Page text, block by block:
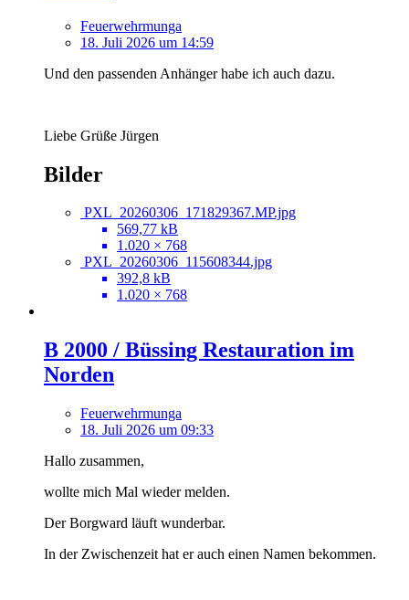
Feuerwehrmunga
18. Juli 2026 um 14:59
Und den passenden Anhänger habe ich auch dazu.
Liebe Grüße Jürgen
Bilder
PXL_20260306_171829367.MP.jpg
569,77 kB
1.020 × 768
PXL_20260306_115608344.jpg
392,8 kB
1.020 × 768
B 2000 / Büssing Restauration im
Norden
Feuerwehrmunga
18. Juli 2026 um 09:33
Hallo zusammen,
wollte mich Mal wieder melden.
Der Borgward läuft wunderbar.
In der Zwischenzeit hat er auch einen Namen bekommen.